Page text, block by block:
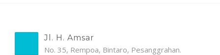
Jl. H. Amsar
No. 35, Rempoa, Bintaro, Pesanggrahan.